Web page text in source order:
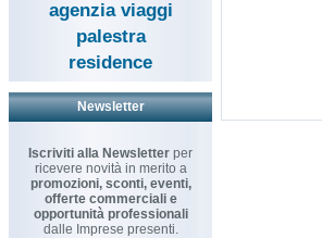
agenzia viaggi
palestra
residence
Newsletter
Iscriviti alla Newsletter per
ricevere novità in merito a
promozioni, sconti, eventi,
offerte commerciali e
opportunità professionali
dalle Imprese presenti.